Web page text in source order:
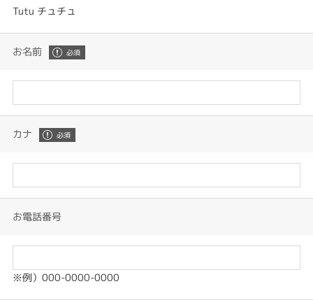
Tutu チュチュ
お名前
カナ
お電話番号
※例）000-0000-0000